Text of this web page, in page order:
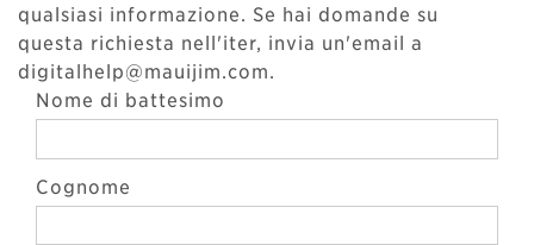
qualsiasi informazione. Se hai domande su
questa richiesta nell'iter, invia un'email a
digitalhelp@mauijim.com.
Nome di battesimo
Cognome